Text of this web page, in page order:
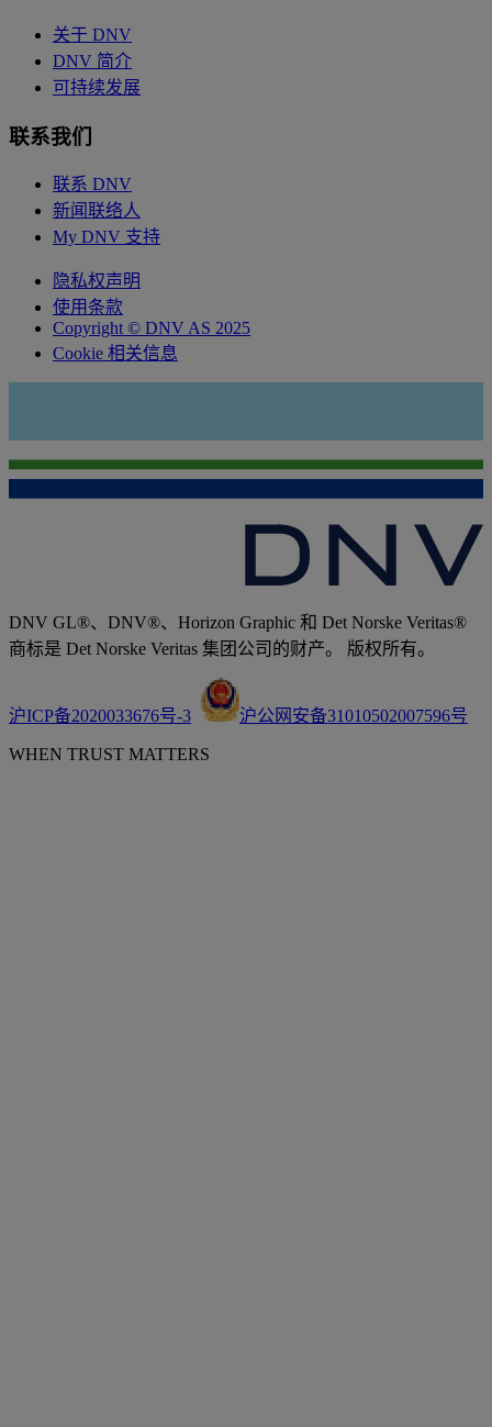
关于 DNV
DNV 简介
可持续发展
联系我们
联系 DNV
新闻联络人
My DNV 支持
隐私权声明
使用条款
Copyright © DNV AS 2025
Cookie 相关信息
DNV GL®、DNV®、Horizon Graphic 和 Det Norske Veritas®
商标是 Det Norske Veritas 集团公司的财产。 版权所有。
沪ICP备2020033676号-3 沪公网安备31010502007596号
WHEN TRUST MATTERS